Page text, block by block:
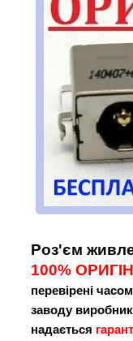
Роз'єм
100%
перевірені
заводу
надається